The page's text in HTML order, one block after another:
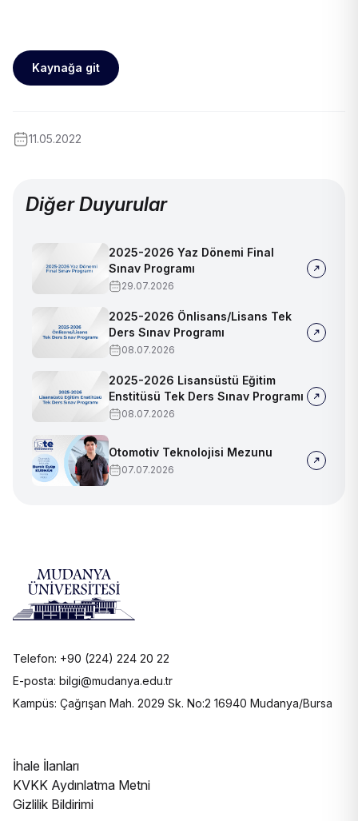
Kaynağa git
11.05.2022
Diğer Duyurular
2025-2026 Yaz Dönemi Final
Sınav Programı
29.07.2026
2025-2026 Önlisans/Lisans Tek
Ders Sınav Programı
08.07.2026
2025-2026 Lisansüstü Eğitim
Enstitüsü Tek Ders Sınav Programı
08.07.2026
Otomotiv Teknolojisi Mezunu
07.07.2026
Telefon: +90 (224) 224 20 22
E-posta: bilgi@mudanya.edu.tr
Kampüs: Çağrışan Mah. 2029 Sk. No:2 16940 Mudanya/Bursa
İhale İlanları
KVKK Aydınlatma Metni
Gizlilik Bildirimi